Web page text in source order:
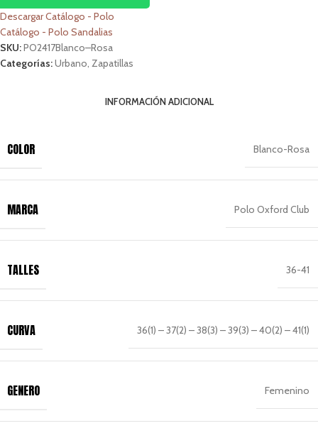
Descargar Catálogo - Polo
Catálogo - Polo Sandalias
SKU:PO2417Blanco–Rosa
Categorías:Urbano Zapatillas
INFORMACIÓN ADICIONAL
COLOR Blanco-Rosa
MARCA Polo Oxford Club
TALLES 36-41
CURVA 36(1) – 37(2) – 38(3) – 39(3) – 40(2) – 41(1)
GENERO Femenino